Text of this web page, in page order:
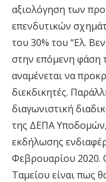
αξιολόγηση των
επενδυτικών
του 30% του “Ελ.
στην επόμενη
αναμένεται να
διεκδικητές.
διαγωνιστική
της ΔΕΠΑ
εκδήλωσης
Φεβρουαρίου 2020.
Ταμείου είναι πως